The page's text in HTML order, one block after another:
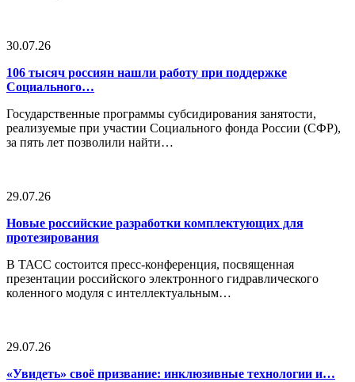
30.07.26
106 тысяч россиян нашли работу при поддержке
Социального…
Государственные программы субсидирования занятости,
реализуемые при участии Социального фонда России (СФР),
за пять лет позволили найти…
29.07.26
Новые российские разработки комплектующих для
протезирования
В ТАСС состоится пресс-конференция, посвященная
презентации российского электронного гидравлического
коленного модуля с интеллектуальным…
29.07.26
«Увидеть» своё призвание: инклюзивные технологии и…